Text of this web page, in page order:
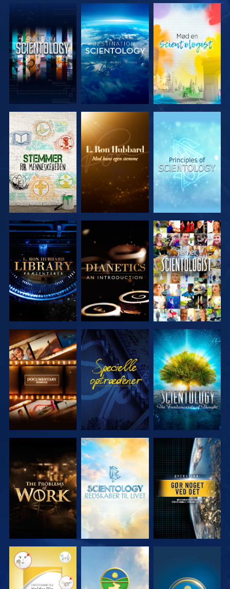
UDFORSK
SERIEN
UDFORSK
SERIEN
UDFORSK
SERIEN
UDFORSK
SERIEN
UDFORSK
SERIEN
SE
UDFORSK
SERIEN
SE
UDFORSK
SERIEN
UDFORSK
SERIEN
UDFORSK
SERIEN
SE
SE SE SE